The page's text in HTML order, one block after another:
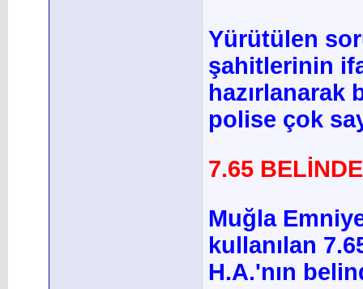
Yürütülen
şahitlerinin
hazırlanarak
polise çok
7.65
Muğla
kullanılan
H.A.'nın